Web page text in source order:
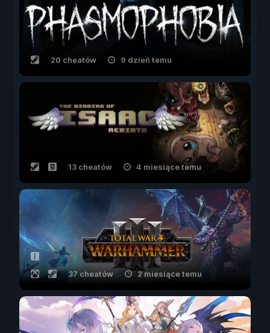
20 cheatów 9 dzień temu
13 cheatów 4 miesiące temu
37 cheatów 2 miesiące temu